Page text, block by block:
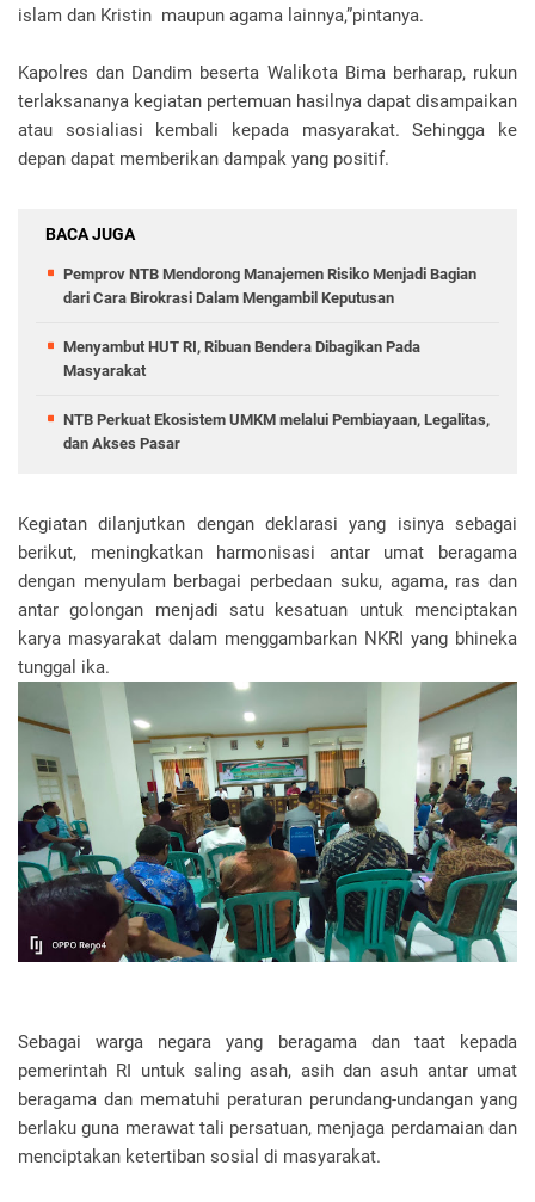
islam dan Kristin maupun agama lainnya,”pintanya.
Kapolres dan Dandim beserta Walikota Bima berharap, rukun
terlaksananya kegiatan pertemuan hasilnya dapat disampaikan
atau sosialiasi kembali kepada masyarakat. Sehingga ke
depan dapat memberikan dampak yang positif.
BACA JUGA
Pemprov NTB Mendorong Manajemen Risiko Menjadi Bagian
dari Cara Birokrasi Dalam Mengambil Keputusan
Menyambut HUT RI, Ribuan Bendera Dibagikan Pada
Masyarakat
NTB Perkuat Ekosistem UMKM melalui Pembiayaan, Legalitas,
dan Akses Pasar
Kegiatan dilanjutkan dengan deklarasi yang isinya sebagai
berikut, meningkatkan harmonisasi antar umat beragama
dengan menyulam berbagai perbedaan suku, agama, ras dan
antar golongan menjadi satu kesatuan untuk menciptakan
karya masyarakat dalam menggambarkan NKRI yang bhineka
tunggal ika.
Sebagai warga negara yang beragama dan taat kepada
pemerintah RI untuk saling asah, asih dan asuh antar umat
beragama dan mematuhi peraturan perundang-undangan yang
berlaku guna merawat tali persatuan, menjaga perdamaian dan
menciptakan ketertiban sosial di masyarakat.